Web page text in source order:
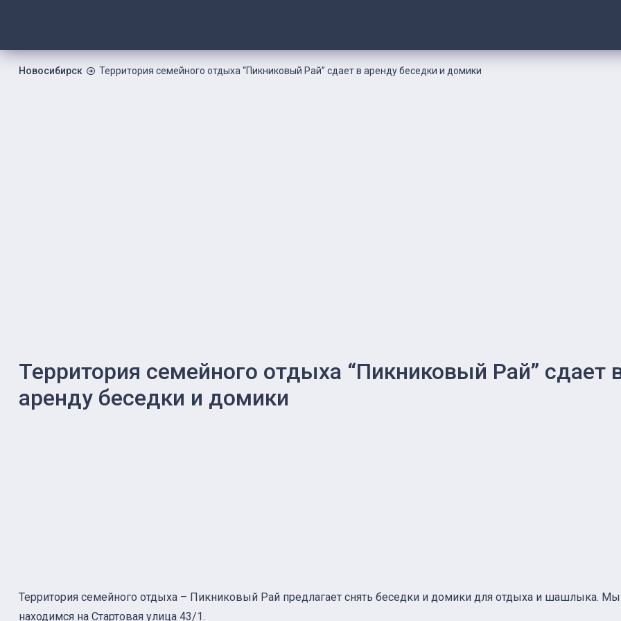
Новосибирск Территория семейного отдыха “Пикниковый Рай” сдает в аренду беседки и домики
Территория семейного отдыха “Пикниковый Рай” сдает
аренду беседки и домики
Территория семейного отдыха – Пикниковый Рай предлагает снять беседки и домики для отдыха и шашлыка. Мы
находимся на Стартовая улица 43/1.